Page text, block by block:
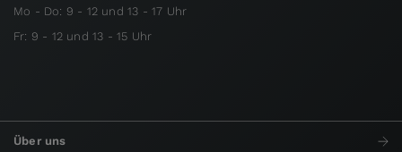
Mo - Do: 9 - 12 und 13 - 17 Uhr
Fr: 9 - 12 und 13 - 15 Uhr
Über uns